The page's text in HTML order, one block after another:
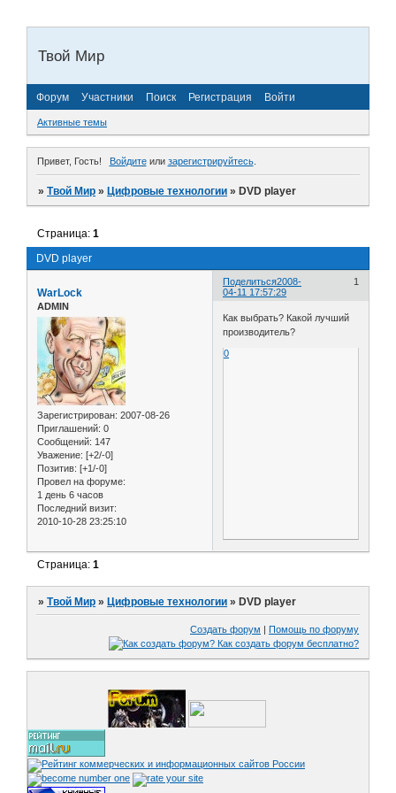
Твой Мир
Форум Участники Поиск Регистрация Войти
Активные темы
Привет, Гость! Войдитеили зарегистрируйтесь.
»Твой Мир »Цифровые технологии »DVD player
DVD player
Страница:1
Поделиться 1
2008-
04-11 17:57:29
WarLock
ADMIN
Зарегистрирован: 2007-08-26
Приглашений: 0
Сообщений: 147
Уважение: [+2/-0]
Позитив: [+1/-0]
Провел на форуме:
1 день 6 часов
Последний визит:
2010-10-28 23:25:10
Как выбрать? Какой лучший
производитель?
0
Страница:1
»Твой Мир »Цифровые технологии »DVD player
Создать форум Помощь по форуму